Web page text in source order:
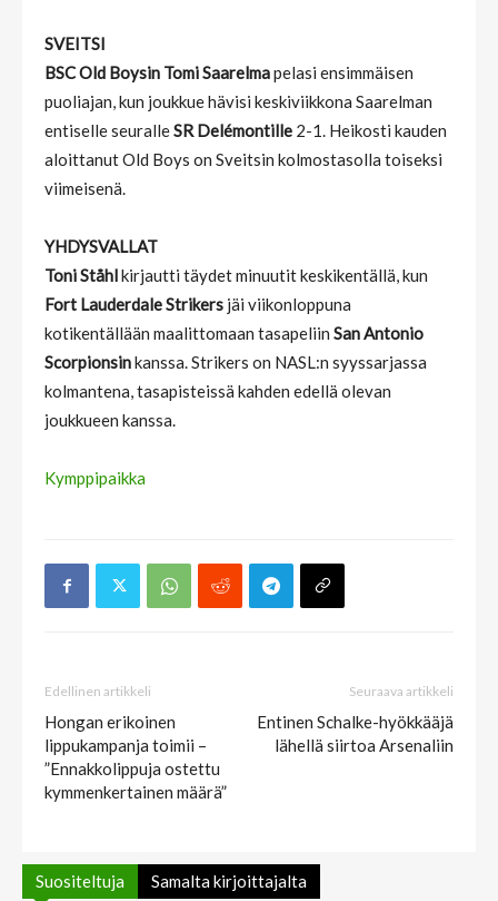
SVEITSI
BSC Old Boysin Tomi Saarelmapelasi ensimmäisen
puoliajan, kun joukkue hävisi keskiviikkona Saarelman
entiselle seuralleSR Delémontille 2-1. Heikosti kauden
aloittanut Old Boys on Sveitsin kolmostasolla toiseksi
viimeisenä.
YHDYSVALLAT
Toni Ståhlkirjautti täydet minuutit keskikentällä, kun
Fort Lauderdale Strikers jäi viikonloppuna
kotikentällään maalittomaan tasapeliin San Antonio
Scorpionsinkanssa. Strikers on NASL:n syyssarjassa
kolmantena, tasapisteissä kahden edellä olevan
joukkueen kanssa.
Kymppipaikka
Edellinen artikkeli
Hongan erikoinen
lippukampanja toimii –
”Ennakkolippuja ostettu
kymmenkertainen määrä”
Seuraava artikkeli
Entinen Schalke-hyökkääjä
lähellä siirtoa Arsenaliin
Suositeltuja Samalta kirjoittajalta